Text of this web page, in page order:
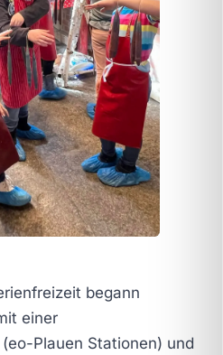
begann
einer
Plauen Stationen) und